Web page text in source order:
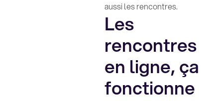
aussi les rencontres.
Les
rencontres
en ligne, ça
fonctionne